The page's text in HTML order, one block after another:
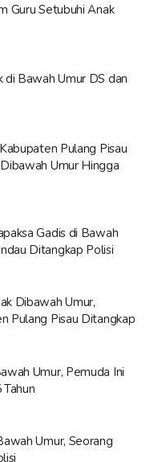
Guru Setubuhi Anak
di Bawah Umur DS dan
Pulang Pisau
Umur Hingga
Gadis di Bawah
Ditangkap Polisi
Dibawah Umur,
Pulang Pisau Ditangkap
Umur, Pemuda Ini
Umur, Seorang